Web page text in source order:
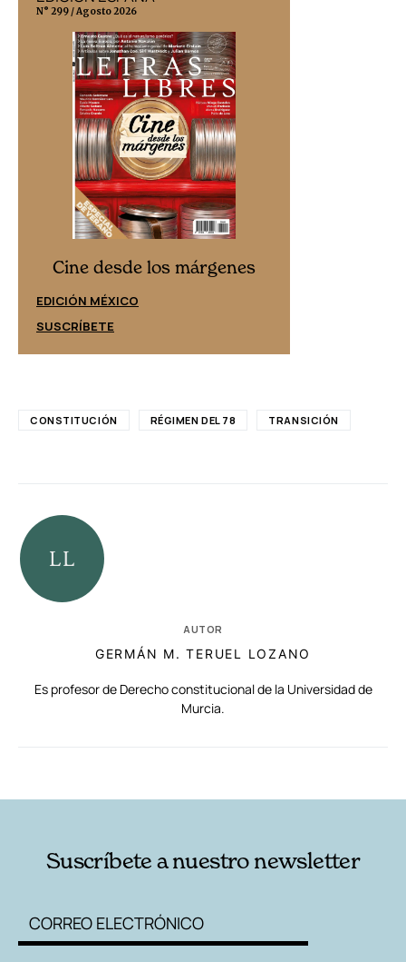
N° 299 / Agosto 2026
Cine desde los márgenes
EDICIÓN MÉXICO
SUSCRÍBETE
CONSTITUCIÓN RÉGIMEN DEL 78 TRANSICIÓN
AUTOR
GERMÁN M. TERUEL LOZANO
Es profesor de Derecho constitucional de la Universidad de
Murcia.
Suscríbete a nuestro newsletter